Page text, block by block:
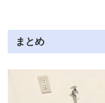
まとめ